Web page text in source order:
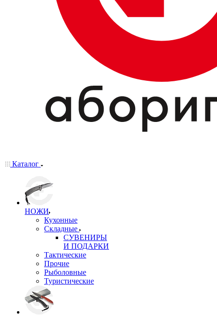
Каталог
НОЖИ
Кухонные
Складные
СУВЕНИРЫ
И ПОДАРКИ
Тактические
Прочие
Рыболовные
Туристические